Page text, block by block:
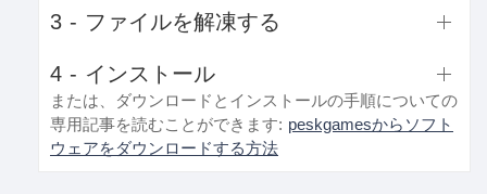
3 - ファイルを解凍する
4 - インストール
または、ダウンロードとインストールの手順についての
専用記事を読むことができます: peskgamesからソフト
ウェアをダウンロードする方法